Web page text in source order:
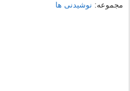
مجموعه: نوشیدنی ها